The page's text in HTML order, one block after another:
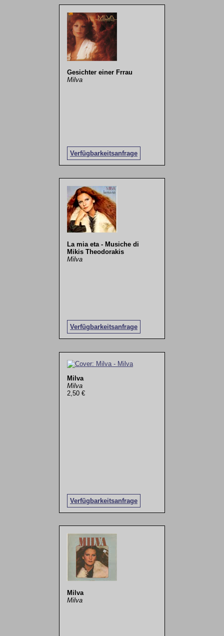
Gesichter einer Frrau
Milva
Verfügbarkeitsanfrage
La mia eta - Musiche di
Mikis Theodorakis
Milva
Verfügbarkeitsanfrage
Milva
Milva
2,50 €
Verfügbarkeitsanfrage
Milva
Milva